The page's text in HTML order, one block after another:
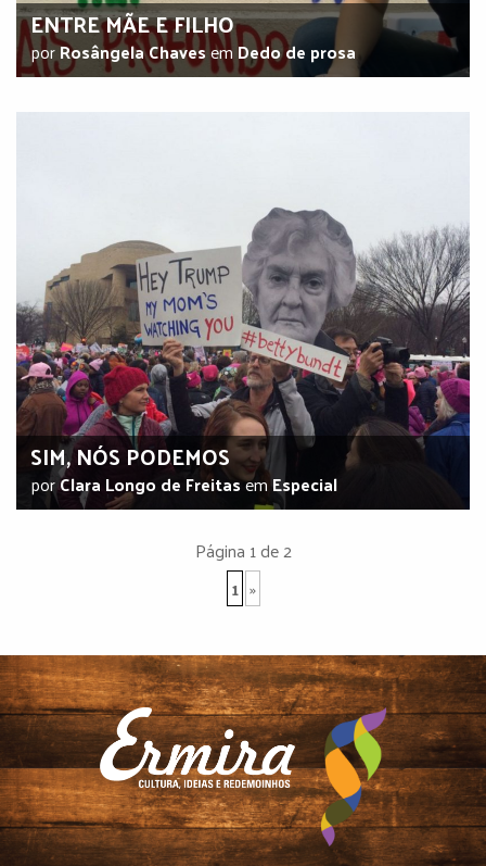
ENTRE MÃE E FILHO
porRosângela ChavesemDedo de prosa
SIM, NÓS PODEMOS
porClara Longo de FreitasemEspecial
Página 1 de 2
1 »